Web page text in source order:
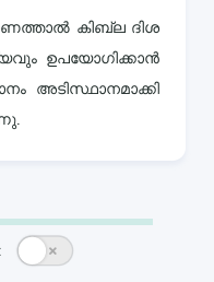
കിബ്ല ദിശ
ഉപയോഗിക്കാൻ
അടിസ്ഥാനമാക്കി